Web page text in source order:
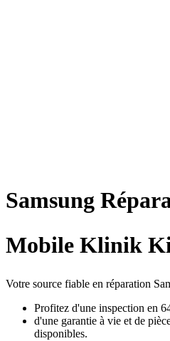
Samsung
Mobile Klinik
Votre source fiable en réparation
Profitez d'une inspection en
d'une garantie à vie et de
disponibles.